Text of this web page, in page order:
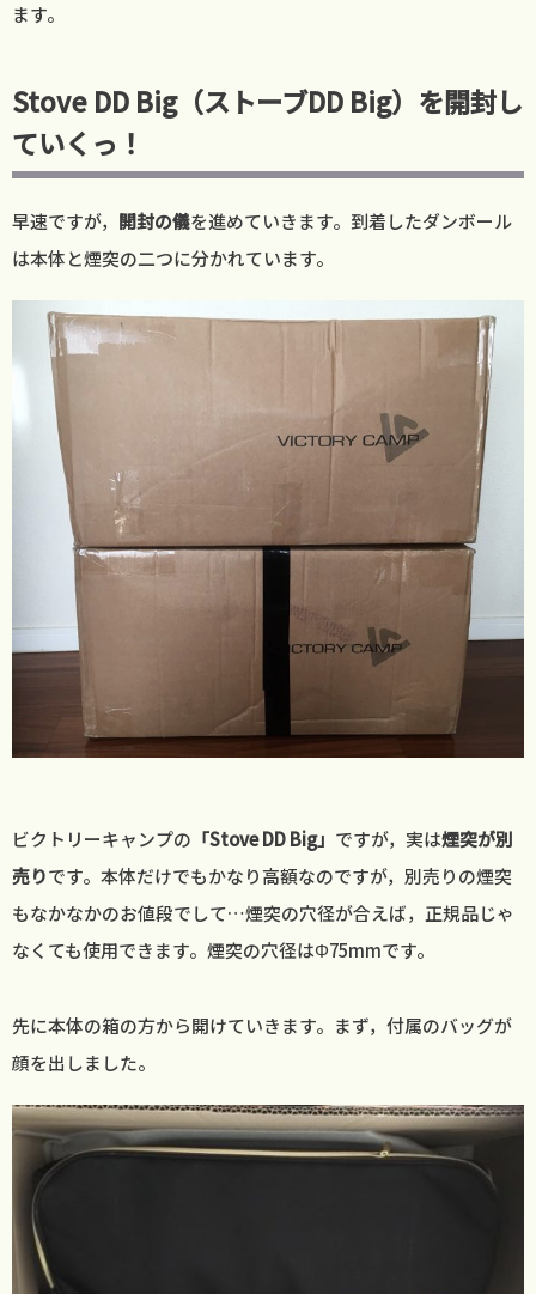
ます。
Stove DD Big（ストーブDD Big）を開封し
ていくっ！
早速ですが， 開封の儀を進めていきます。到着したダンボール
は本体と煙突の二つに分かれています。
ビクトリーキャンプの 「Stove DD Big」 ですが，実は煙突が別
売りです。本体だけでもかなり高額なのですが，別売りの煙突
もなかなかのお値段でして…煙突の穴径が合えば，正規品じゃ
なくても使用できます。煙突の穴径はΦ75mmです。
先に本体の箱の方から開けていきます。まず，付属のバッグが
顔を出しました。